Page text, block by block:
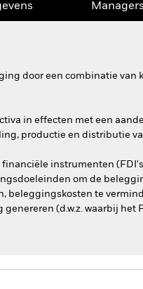
Managers
door een combinatie
in effecten met een
productie en distributie
instrumenten
om de
beleggingskosten te
genereren (d.w.z. waarbij